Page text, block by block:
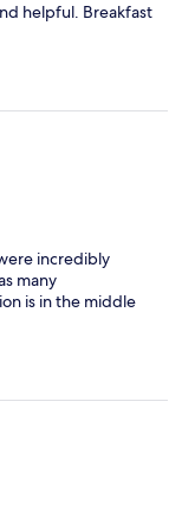
helpful. Breakfast
incredibly
many
is in the middle